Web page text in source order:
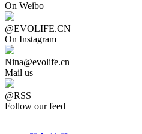
On Weibo
@EVOLIFE.CN
On Instagram
Nina@evolife.cn
Mail us
@RSS
Follow our feed